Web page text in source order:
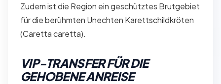
Zudem ist die Region ein geschütztes Brutgebiet
für die berühmten Unechten Karettschildkröten
(Caretta caretta).
VIP-TRANSFER FÜR DIE
GEHOBENE ANREISE